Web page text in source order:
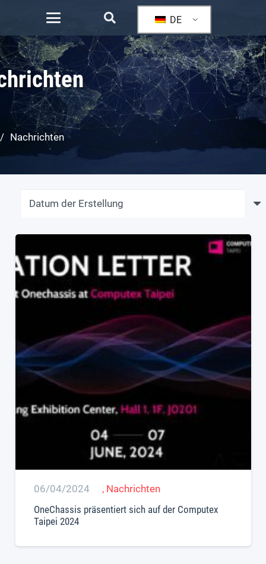
DE
/ Nachrichten
06/04/2024 , Nachrichten
OneChassis präsentiert sich auf der Computex
Taipei 2024